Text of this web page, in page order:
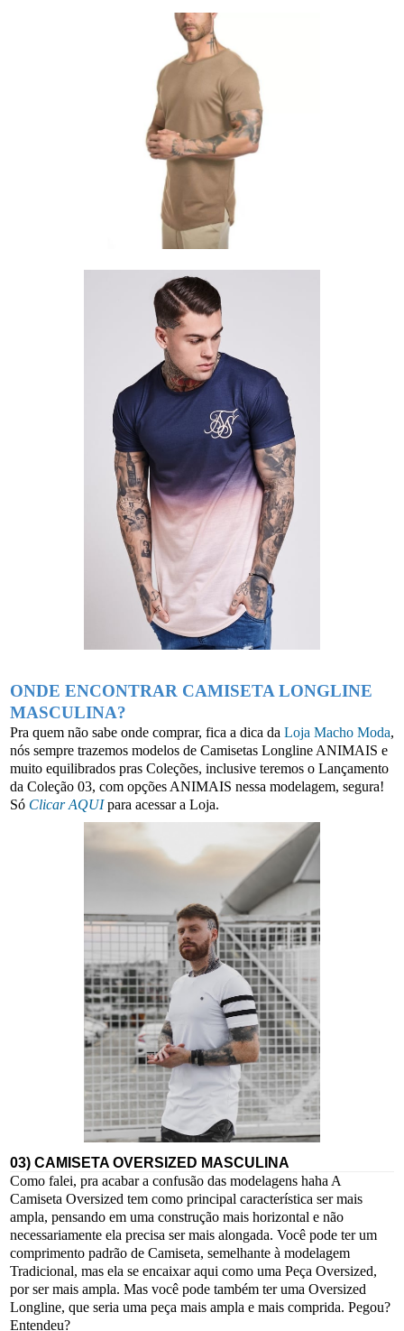
ONDE ENCONTRAR CAMISETA LONGLINE
MASCULINA?
Pra quem não sabe onde comprar, fica a dica da Loja Macho Moda,
nós sempre trazemos modelos de Camisetas Longline ANIMAIS e
muito equilibrados pras Coleções, inclusive teremos o Lançamento
da Coleção 03, com opções ANIMAIS nessa modelagem, segura!
Só Clicar AQUIpara acessar a Loja.
03) CAMISETA OVERSIZED MASCULINA
Como falei, pra acabar a confusão das modelagens haha A
Camiseta Oversized tem como principal característica ser mais
ampla, pensando em uma construção mais horizontal e não
necessariamente ela precisa ser mais alongada. Você pode ter um
comprimento padrão de Camiseta, semelhante à modelagem
Tradicional, mas ela se encaixar aqui como uma Peça Oversized,
por ser mais ampla. Mas você pode também ter uma Oversized
Longline, que seria uma peça mais ampla e mais comprida. Pegou?
Entendeu?